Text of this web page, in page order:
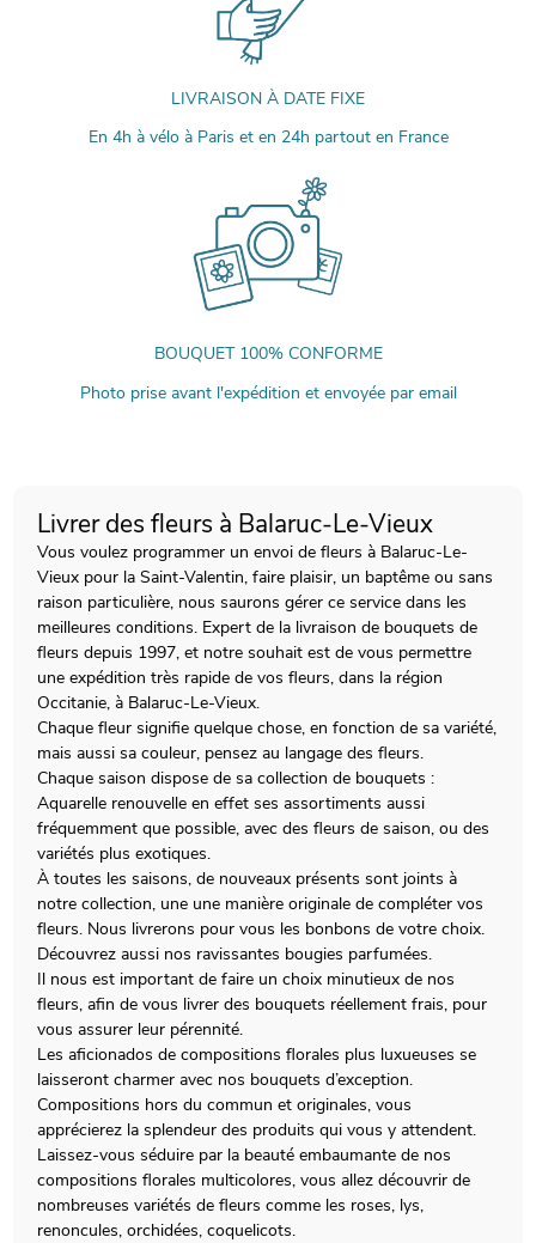
LIVRAISON À DATE FIXE
En 4h à vélo à Paris et en 24h partout en France
BOUQUET 100% CONFORME
Photo prise avant l'expédition et envoyée par email
Livrer des fleurs à Balaruc-Le-Vieux
Vous voulez programmer un envoi de fleurs à Balaruc-Le-
Vieux pour la Saint-Valentin, faire plaisir, un baptême ou sans
raison particulière, nous saurons gérer ce service dans les
meilleures conditions. Expert de la livraison de bouquets de
fleurs depuis 1997, et notre souhait est de vous permettre
une expédition très rapide de vos fleurs, dans la région
Occitanie, à Balaruc-Le-Vieux.
Chaque fleur signifie quelque chose, en fonction de sa variété,
mais aussi sa couleur, pensez au langage des fleurs.
Chaque saison dispose de sa collection de bouquets :
Aquarelle renouvelle en effet ses assortiments aussi
fréquemment que possible, avec des fleurs de saison, ou des
variétés plus exotiques.
À toutes les saisons, de nouveaux présents sont joints à
notre collection, une une manière originale de compléter vos
fleurs. Nous livrerons pour vous les bonbons de votre choix.
Découvrez aussi nos ravissantes bougies parfumées.
Il nous est important de faire un choix minutieux de nos
fleurs, afin de vous livrer des bouquets réellement frais, pour
vous assurer leur pérennité.
Les aficionados de compositions florales plus luxueuses se
laisseront charmer avec nos bouquets d’exception.
Compositions hors du commun et originales, vous
apprécierez la splendeur des produits qui vous y attendent.
Laissez-vous séduire par la beauté embaumante de nos
compositions florales multicolores, vous allez découvrir de
nombreuses variétés de fleurs comme les roses, lys,
renoncules, orchidées, coquelicots.